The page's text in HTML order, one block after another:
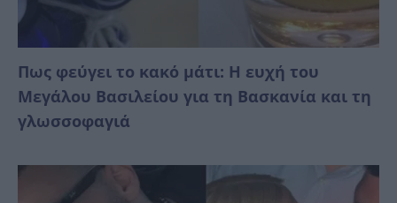
Πως φεύγει το κακό μάτι: Η ευχή του
Μεγάλου Βασιλείου για τη Βασκανία και τη
γλωσσοφαγιά